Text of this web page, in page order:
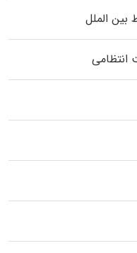
بین الملل
انتظامی